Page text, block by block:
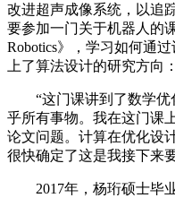
改进超声成像系统，以追
要参加一门关于机器人的
Robotics》，学习如何通
上了算法设计的研究方向：
“这门课讲到了数学优
乎所有事物。我在这门课
论文问题。计算在优化设
很快确定了这是我接下来
2017年，杨珩硕士毕业